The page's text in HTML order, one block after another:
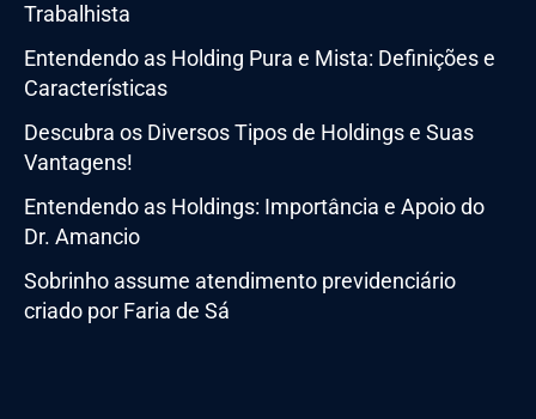
Trabalhista
Entendendo as Holding Pura e Mista: Definições e
Características
Descubra os Diversos Tipos de Holdings e Suas
Vantagens!
Entendendo as Holdings: Importância e Apoio do
Dr. Amancio
Sobrinho assume atendimento previdenciário
criado por Faria de Sá